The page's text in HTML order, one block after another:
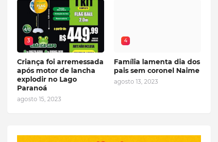
3
Criança foi arremessada
após motor de lancha
explodir no Lago
Paranoá
agosto 15, 2023
4
Família lamenta dia dos
pais sem coronel Naime
agosto 13, 2023